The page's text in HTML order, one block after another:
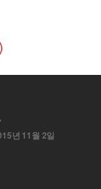
년 11월 2일